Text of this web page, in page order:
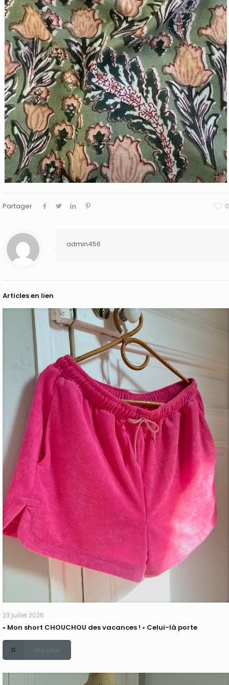
Partager 0
admin456
Articles en lien
23 juillet 2026
• Mon short CHOUCHOU des vacances ! • Celui-là porte
Lire plus